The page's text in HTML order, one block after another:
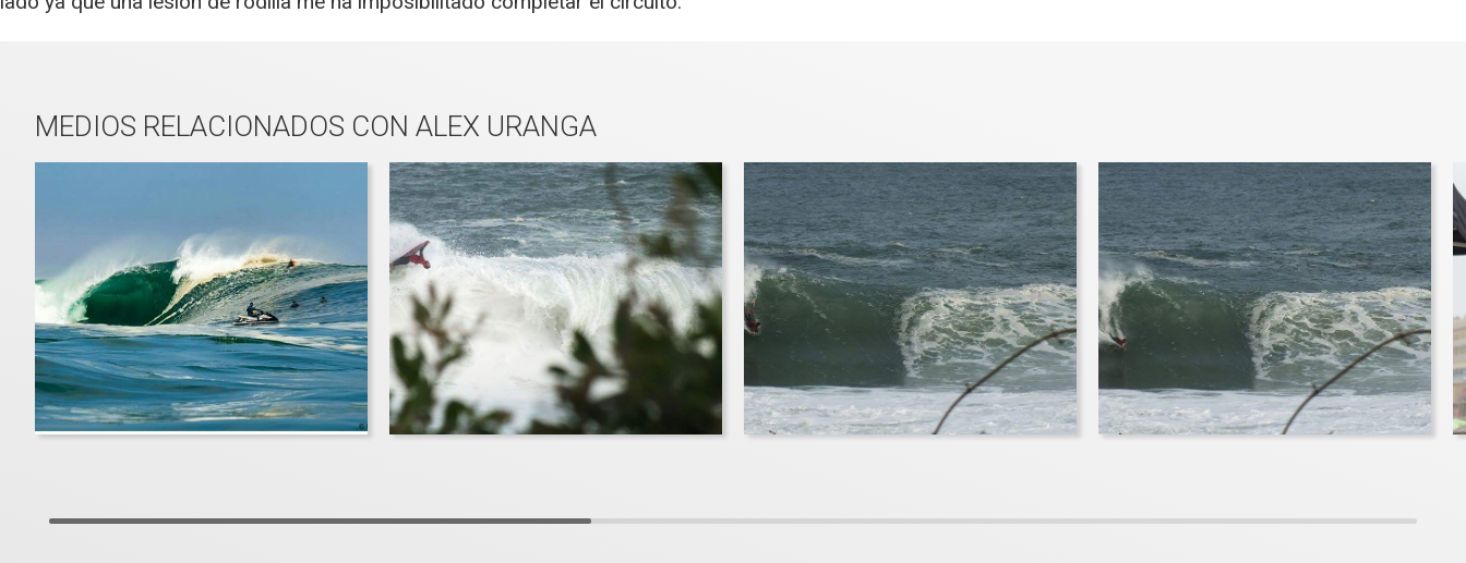
MEDIOS RELACIONADOS CON ALEX URANGA